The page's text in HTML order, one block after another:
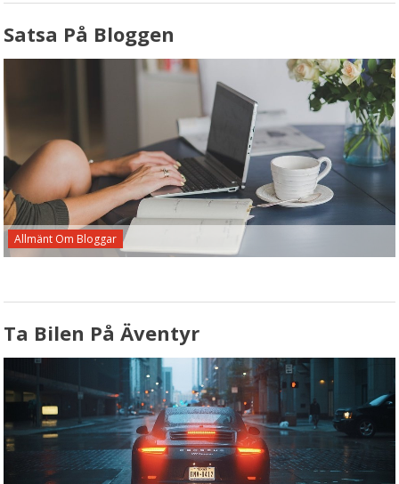
Satsa På Bloggen
Allmänt Om Bloggar
Ta Bilen På Äventyr